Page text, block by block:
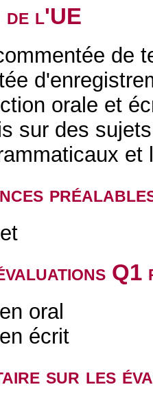
de l'UE
de
orale et
sur des
et
oral
écrit
sur les